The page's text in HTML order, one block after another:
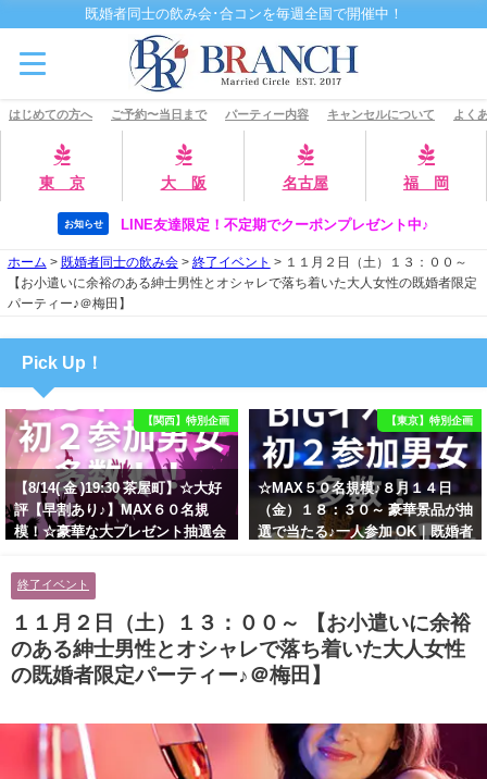
既婚者同士の飲み会･合コンを毎週全国で開催中！
はじめての方へ ご予約〜当日まで パーティー内容 キャンセルについて よく
東 京 大 阪 名古屋 福 岡
お知らせ LINE友達限定！不定期でクーポンプレゼント中♪
ホーム > 既婚者同士の飲み会> 終了イベント > １１月２日（土）１３：００～
【お小遣いに余裕のある紳士男性とオシャレで落ち着いた大人女性の既婚者限定
パーティー♪＠梅田】
Pick Up！
【関西】特別企画
【8/14( 金 )19:30 茶屋町】☆大好
評【早割あり♪】MAX６０名規
模！☆豪華な大プレゼント抽選会
男性とオシャレ好きで落ち着いた
大人女性の既婚者限定ビッグパー
ティー♪＠茶屋町】
【東京】特別企画
☆MAX５０名規模♪８月１４日
（金）１８：３０～ 豪華景品が抽
選で当たる♪一人参加 OK｜既婚者
女性の既婚者限定ビッグパーティ
ー♪＠池袋】
終了イベント
１１月２日（土）１３：００～ 【お小遣いに余裕
のある紳士男性とオシャレで落ち着いた大人女性
の既婚者限定パーティー♪＠梅田】